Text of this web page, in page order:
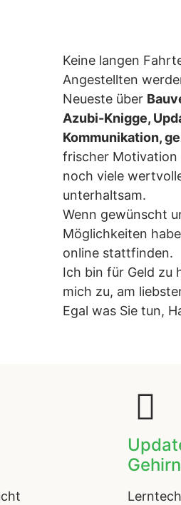
Keine langen
Angestellten
Neueste über
Azubi-Knigge,
Kommunikation,
frischer Motivation
noch viele
unterhaltsam.
Wenn gewünscht
Möglichkeiten
online stattfinden.
Ich bin für Geld zu
mich zu, am
Egal was Sie tun,
Gehirn